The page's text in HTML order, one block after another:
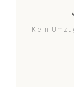
Kein